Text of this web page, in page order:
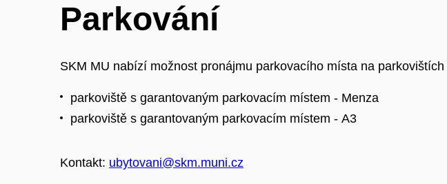
Parkování
SKM MU nabízí možnost pronájmu parkovacího místa na
parkoviště s garantovaným parkovacím místem - Menza
parkoviště s garantovaným parkovacím místem - A3
Kontakt: ubytovani@skm.muni.cz